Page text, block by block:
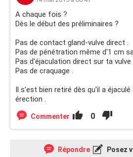
A chaque fois ?
Dès le début des préliminaires ?
Pas de contact gland-vulve direct .
Pas de pénétration même d'1 cm
Pas d'éjaculation direct sur ta vulve
Pas de craquage .
Il s'est bien retiré dès qu'il a
érection .
Commenter 0
Répondre Posez